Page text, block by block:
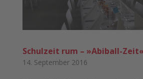
Schulzeit rum – »Abiball-Zeit«
14. September 2016